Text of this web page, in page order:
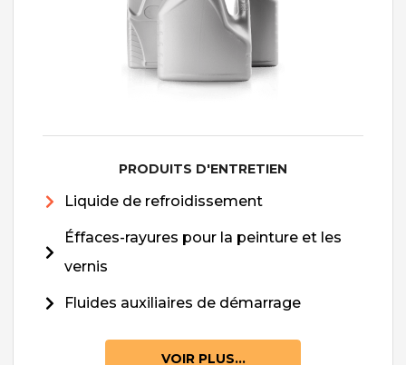
PRODUITS D'ENTRETIEN
Liquide de refroidissement
Éffaces-rayures pour la peinture et les
vernis
Fluides auxiliaires de démarrage
VOIR PLUS...